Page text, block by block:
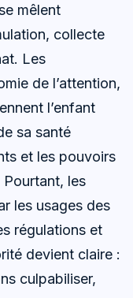
mêlent
collecte
Les
de l’attention,
l’enfant
sa santé
et les pouvoirs
les
les usages des
régulations et
devient claire :
culpabiliser,